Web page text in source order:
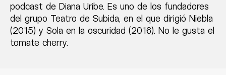
podcast de Diana Uribe. Es uno de los fundadores
del grupo Teatro de Subida, en el que dirigió Niebla
(2015) y Sola en la oscuridad (2016). No le gusta el
tomate cherry.